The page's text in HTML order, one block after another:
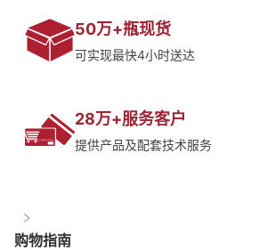
50万+瓶现货
可实现最快4小时送达
28万+服务客户
提供产品及配套技术服务
购物指南